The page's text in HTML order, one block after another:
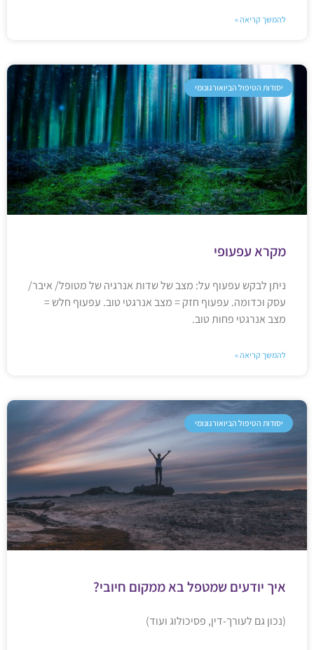
להמשך קריאה »
יסודות הטיפול הביואורגונומי
מקרא עפעופי
ניתן לבקש עפעוף על: מצב של שדות אנרגיה של מטופל/ איבר/
עסק וכדומה. עפעוף חזק = מצב אנרגטי טוב. עפעוף חלש =
מצב אנרגטי פחות טוב.
להמשך קריאה »
יסודות הטיפול הביואורגונומי
איך יודעים שמטפל בא ממקום חיובי?
(נכון גם לעורך-דין, פסיכולוג ועוד)